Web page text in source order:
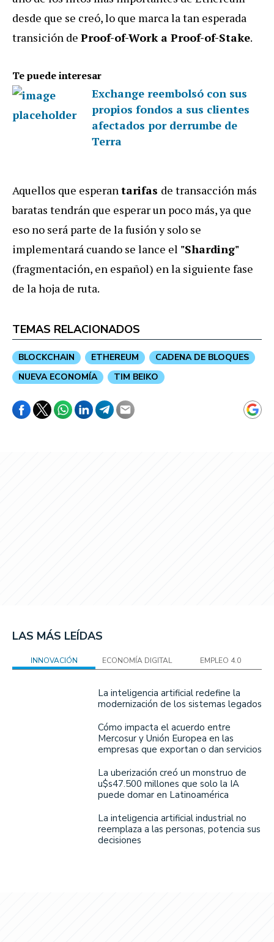
desde que se creó, lo que marca la tan esperada
transición de Proof-of-Work a Proof-of-Stake.
Te puede interesar
Exchange reembolsó con sus
propios fondos a sus clientes
afectados por derrumbe de
Terra
Aquellos que esperantarifas de transacción más
baratas tendrán que esperar un poco más, ya que
eso no será parte de la fusión y solo se
implementará cuando se lance el "Sharding"
(fragmentación, en español) en la siguiente fase
de la hoja de ruta.
TEMAS RELACIONADOS
BLOCKCHAIN ETHEREUM
CADENA DE BLOQUES
NUEVA ECONOMÍA
TIM BEIKO
LAS MÁS LEÍDAS
INNOVACIÓN ECONOMÍA DIGITAL EMPLEO 4.0
La inteligencia artificial redefine la
modernización de los sistemas legados
Cómo impacta el acuerdo entre
Mercosur y Unión Europea en las
empresas que exportan o dan servicios
La uberización creó un monstruo de
u$s47.500 millones que solo la IA
puede domar en Latinoamérica
La inteligencia artificial industrial no
reemplaza a las personas, potencia sus
decisiones